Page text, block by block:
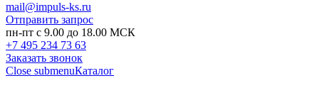
mail@impuls-ks.ru
Отправить запрос
пн-пт с 9.00 до 18.00 МСК
+7 495 234 73 63
Заказать звонок
Close submenuКаталог